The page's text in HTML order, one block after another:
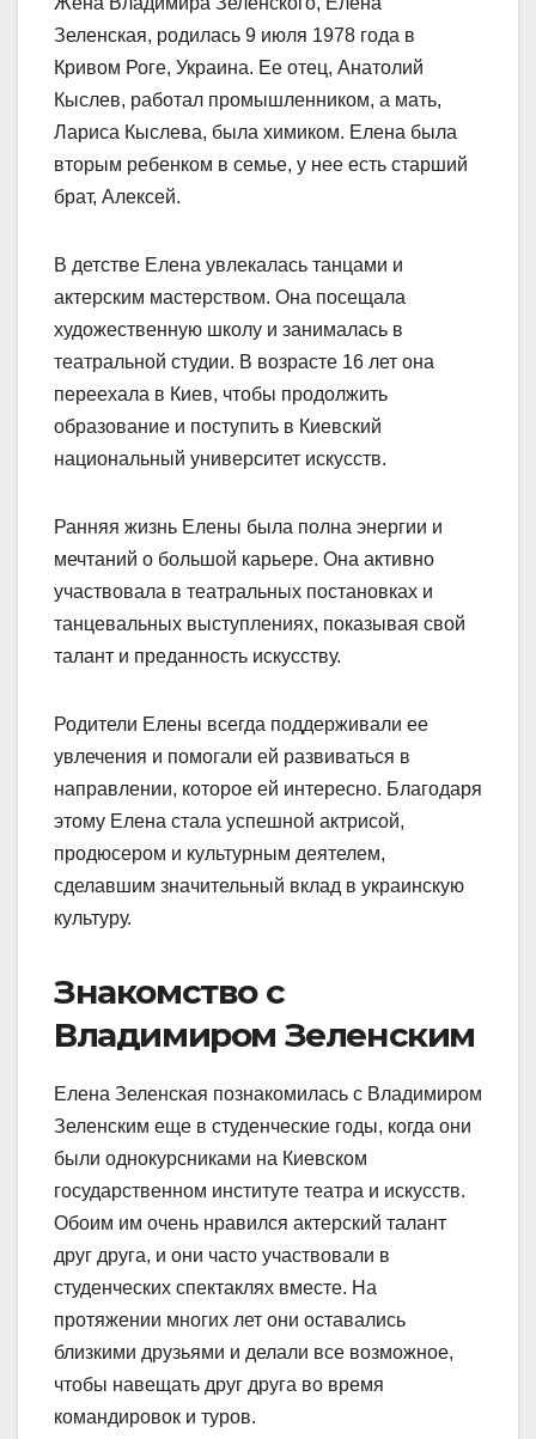
Зеленская, родилась 9 июля 1978 года в
Кривом Роге, Украина. Ее отец, Анатолий
Кыслев, работал промышленником, а мать,
Лариса Кыслева, была химиком. Елена была
вторым ребенком в семье, у нее есть старший
брат, Алексей.
В детстве Елена увлекалась танцами и
актерским мастерством. Она посещала
художественную школу и занималась в
театральной студии. В возрасте 16 лет она
переехала в Киев, чтобы продолжить
образование и поступить в Киевский
национальный университет искусств.
Ранняя жизнь Елены была полна энергии и
мечтаний о большой карьере. Она активно
участвовала в театральных постановках и
танцевальных выступлениях, показывая свой
талант и преданность искусству.
Родители Елены всегда поддерживали ее
увлечения и помогали ей развиваться в
направлении, которое ей интересно. Благодаря
этому Елена стала успешной актрисой,
продюсером и культурным деятелем,
сделавшим значительный вклад в украинскую
культуру.
Знакомство с
Владимиром Зеленским
Елена Зеленская познакомилась с Владимиром
Зеленским еще в студенческие годы, когда они
были однокурсниками на Киевском
государственном институте театра и искусств.
Обоим им очень нравился актерский талант
друг друга, и они часто участвовали в
студенческих спектаклях вместе. На
протяжении многих лет они оставались
близкими друзьями и делали все возможное,
чтобы навещать друг друга во время
командировок и туров.